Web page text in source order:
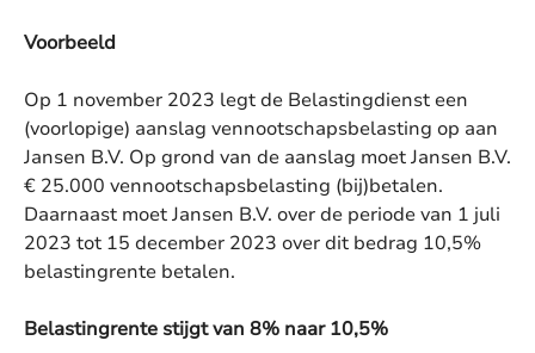
Voorbeeld
Op 1 november 2023 legt de Belastingdienst een
(voorlopige) aanslag vennootschapsbelasting op aan
Jansen B.V. Op grond van de aanslag moet Jansen B.V.
€ 25.000 vennootschapsbelasting (bij)betalen.
Daarnaast moet Jansen B.V. over de periode van 1 juli
2023 tot 15 december 2023 over dit bedrag 10,5%
belastingrente betalen.
Belastingrente stijgt van 8% naar 10,5%